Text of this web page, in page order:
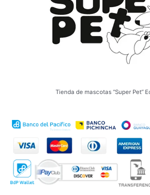
Tienda de mascotas “Super Pet”